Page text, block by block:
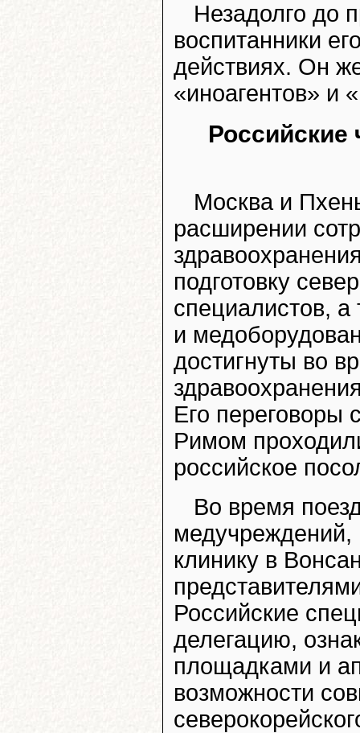
Незадолго до
воспитанники
действиях. Он
«иноагентов» и
Российские
Москва и
расширении
подготовку
специалистов, а
и
достигнуты во
Его переговоры
Римом
российское
Во время
медучреждений,
клинику в
Российские
делегацию,
площадками и
возможности